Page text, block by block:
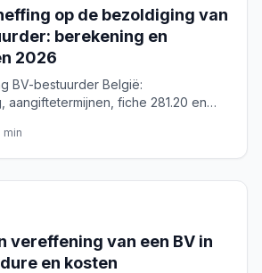
op de bezoldiging van
berekening en
2026
BV-bestuurder België:
aangiftetermijnen, fiche 281.20 en
min
vereffening van een BV in
en kosten